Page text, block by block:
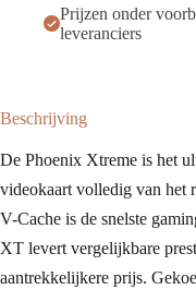
Prijzen onder
leveranciers
Beschrijving
De Phoenix Xtreme is het
videokaart volledig van het
V-Cache is de snelste
XT levert vergelijkbare
aantrekkelijkere prijs.